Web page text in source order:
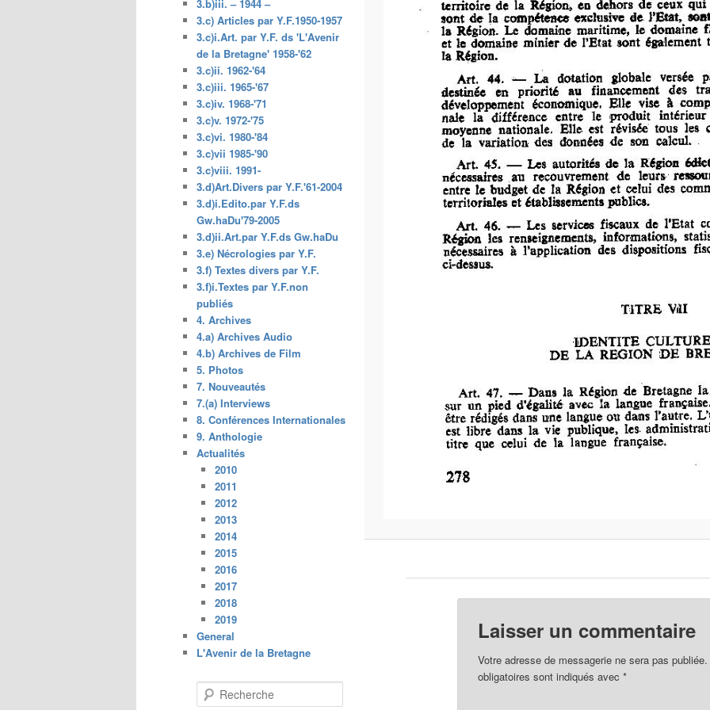
Laisser un commentaire
Votre adresse de messagerie ne sera pas publiée.
obligatoires sont indiqués avec *
3.b)iii. – 1944 –
3.c) Articles par Y.F.1950-1957
3.c)i.Art. par Y.F. ds 'L'Avenir
de la Bretagne' 1958-'62
3.c)ii. 1962-'64
3.c)iii. 1965-'67
3.c)iv. 1968-'71
3.c)v. 1972-'75
3.c)vi. 1980-'84
3.c)vii 1985-'90
3.c)viii. 1991-
3.d)Art.Divers par Y.F.'61-2004
3.d)i.Edito.par Y.F.ds
Gw.haDu'79-2005
3.d)ii.Art.par Y.F.ds Gw.haDu
3.e) Nécrologies par Y.F.
3.f) Textes divers par Y.F.
3.f)i.Textes par Y.F.non
publiés
4. Archives
4.a) Archives Audio
4.b) Archives de Film
5. Photos
7. Nouveautés
7.(a) Interviews
8. Conférences Internationales
9. Anthologie
Actualités
2010
2011
2012
2013
2014
2015
2016
2017
2018
2019
General
L'Avenir de la Bretagne
e